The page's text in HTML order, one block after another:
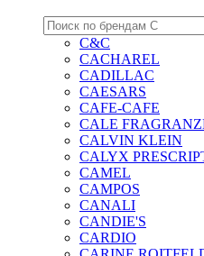
C&C
CACHAREL
CADILLAC
CAESARS
CAFE-CAFE
CALE
CALVIN KLEIN
CALYX
CAMEL
CAMPOS
CANALI
CANDIE'S
CARDIO